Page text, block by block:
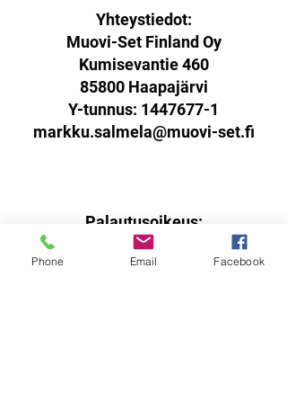
Yhteystiedot:
Muovi-Set Finland Oy
Kumisevantie 460
85800 Haapajärvi
Y-tunnus: 1447677-1
markku.salmela@muovi-set.fi
Palautusoikeus:
Sinulla on oikeus palauttaa
verkkokaupasta ostamasi tuotteet
Phone Email Facebook